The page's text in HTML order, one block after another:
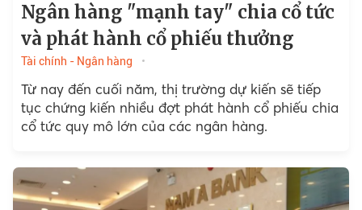
Ngân hàng "mạnh tay" chia cổ tức
và phát hành cổ phiếu thưởng
Tài chính - Ngân hàng
Từ nay đến cuối năm, thị trường dự kiến sẽ tiếp
tục chứng kiến nhiều đợt phát hành cổ phiếu chia
cổ tức quy mô lớn của các ngân hàng.